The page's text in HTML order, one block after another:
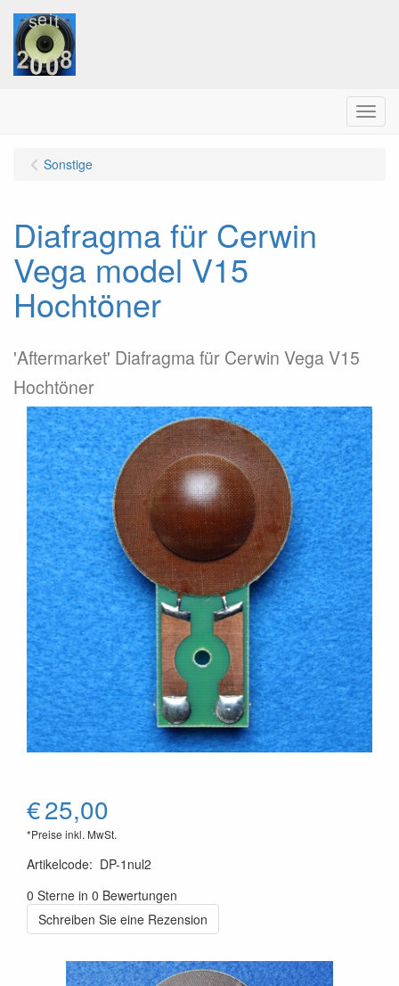
Menu
Sonstige
Diafragma für Cerwin
Vega model V15
Hochtöner
'Aftermarket' Diafragma für Cerwin Vega V15
Hochtöner
€25,00
*Preise inkl. MwSt.
Artikelcode: DP-1nul2
0 Sterne in 0 Bewertungen
Schreiben Sie eine Rezension